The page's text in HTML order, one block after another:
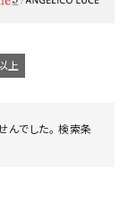
上
でした。 検索条